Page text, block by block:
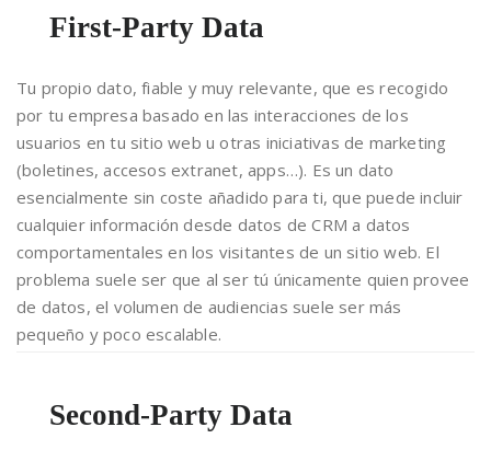
First-Party Data
Tu propio dato, fiable y muy relevante, que es recogido
por tu empresa basado en las interacciones de los
usuarios en tu sitio web u otras iniciativas de marketing
(boletines, accesos extranet, apps…). Es un dato
esencialmente sin coste añadido para ti, que puede incluir
cualquier información desde datos de CRM a datos
comportamentales en los visitantes de un sitio web. El
problema suele ser que al ser tú únicamente quien provee
de datos, el volumen de audiencias suele ser más
pequeño y poco escalable.
Second-Party Data